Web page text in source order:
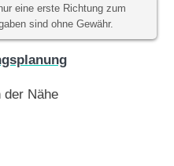
eine erste Richtung zum
sind ohne Gewähr.
der Nähe